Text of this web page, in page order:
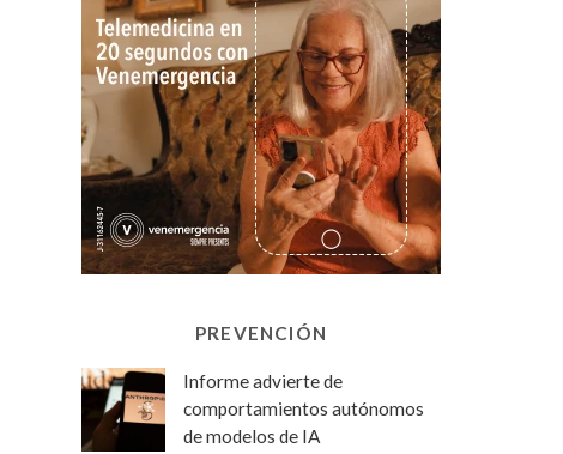
PREVENCIÓN
Informe advierte de
comportamientos autónomos
de modelos de IA